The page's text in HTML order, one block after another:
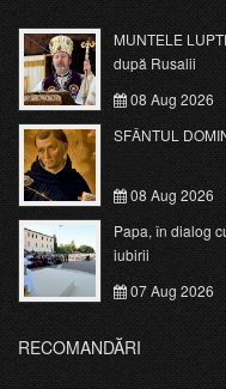
MUNTELE
după Rusalii
08 Aug 2026
SFÂNTUL
08 Aug 2026
Papa, în dialog
iubirii
07 Aug 2026
RECOMANDĂRI